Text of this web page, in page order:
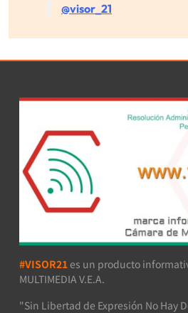
@visor_21
#VISOR21 es un producto
MULTIMEDIA V.E.A.
"Sin Libertad de Expresión No Hay